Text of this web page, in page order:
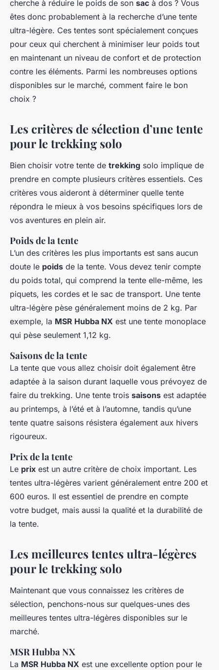
cherche à réduire le poids de son sac à dos ? Vous
êtes donc probablement à la recherche d’une tente
ultra-légère. Ces tentes sont spécialement conçues
pour ceux qui cherchent à minimiser leur poids tout
en maintenant un niveau de confort et de protection
contre les éléments. Parmi les nombreuses options
disponibles sur le marché, comment faire le bon
choix ?
Les critères de sélection d’une tente
pour le trekking solo
Bien choisir votre tente de trekking solo implique de
prendre en compte plusieurs critères essentiels. Ces
critères vous aideront à déterminer quelle tente
répondra le mieux à vos besoins spécifiques lors de
vos aventures en plein air.
Poids de la tente
L’un des critères les plus importants est sans aucun
doute le poids de la tente. Vous devez tenir compte
du poids total, qui comprend la tente elle-même, les
piquets, les cordes et le sac de transport. Une tente
ultra-légère pèse généralement moins de 2 kg. Par
exemple, la MSR Hubba NX est une tente monoplace
qui pèse seulement 1,12 kg.
Saisons de la tente
La tente que vous allez choisir doit également être
adaptée à la saison durant laquelle vous prévoyez de
faire du trekking. Une tente trois saisons est adaptée
au printemps, à l’été et à l’automne, tandis qu’une
tente quatre saisons résistera également aux hivers
rigoureux.
Prix de la tente
Le prix est un autre critère de choix important. Les
tentes ultra-légères varient généralement entre 200 et
600 euros. Il est essentiel de prendre en compte
votre budget, mais aussi la qualité et la durabilité de
la tente.
Les meilleures tentes ultra-légères
pour le trekking solo
Maintenant que vous connaissez les critères de
sélection, penchons-nous sur quelques-unes des
meilleures tentes ultra-légères disponibles sur le
marché.
MSR Hubba NX
La MSR Hubba NX est une excellente option pour le